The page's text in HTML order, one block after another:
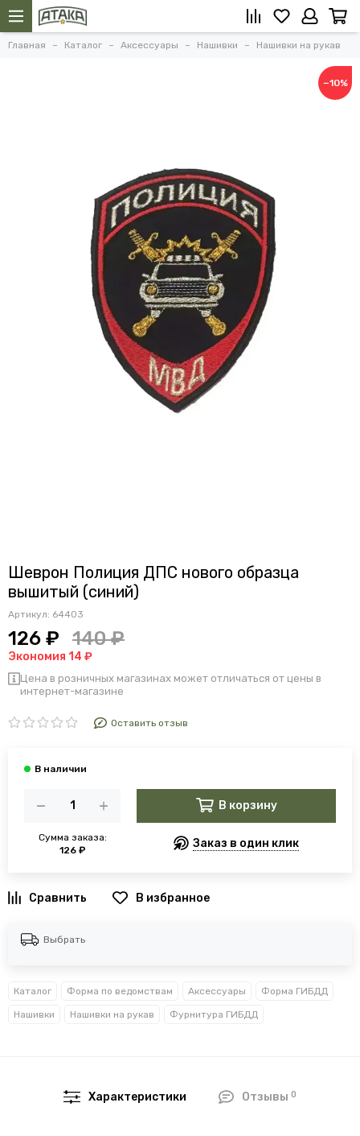
Главная Каталог Аксессуары Нашивки Нашивки на рукав
−10%
Шеврон Полиция ДПС нового образца
вышитый (синий)
Артикул: 64403
126 ₽ 140 ₽
Экономия 14 ₽
Цена в розничных магазинах может отличаться от цены в
интернет-магазине
Оставить отзыв
Сумма заказа:
126 ₽
В корзину
Заказ в один клик
В избранное
Выбрать
Каталог Форма по ведомствам Аксессуары Форма ГИБДД
Нашивки Нашивки на рукав Фурнитура ГИБДД
Характеристики Отзывы 0